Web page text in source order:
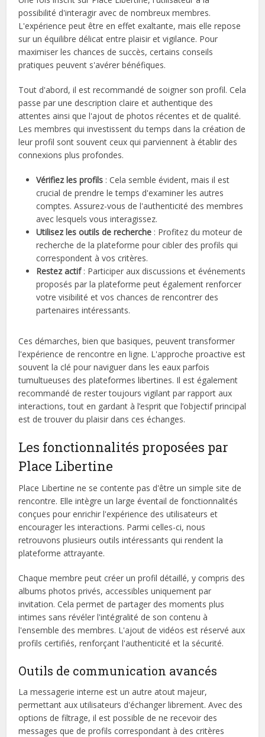
possibilité d'interagir avec de nombreux membres.
L'expérience peut être en effet exaltante, mais elle repose
sur un équilibre délicat entre plaisir et vigilance. Pour
maximiser les chances de succès, certains conseils
pratiques peuvent s'avérer bénéfiques.
Tout d'abord, il est recommandé de soigner son profil. Cela
passe par une description claire et authentique des
attentes ainsi que l'ajout de photos récentes et de qualité.
Les membres qui investissent du temps dans la création de
leur profil sont souvent ceux qui parviennent à établir des
connexions plus profondes.
Vérifiez les profils : Cela semble évident, mais il est
crucial de prendre le temps d'examiner les autres
comptes. Assurez-vous de l'authenticité des membres
avec lesquels vous interagissez.
Utilisez les outils de recherche : Profitez du moteur de
recherche de la plateforme pour cibler des profils qui
correspondent à vos critères.
Restez actif: Participer aux discussions et événements
proposés par la plateforme peut également renforcer
votre visibilité et vos chances de rencontrer des
partenaires intéressants.
Ces démarches, bien que basiques, peuvent transformer
l'expérience de rencontre en ligne. L'approche proactive est
souvent la clé pour naviguer dans les eaux parfois
tumultueuses des plateformes libertines. Il est également
recommandé de rester toujours vigilant par rapport aux
interactions, tout en gardant à l’esprit que l’objectif principal
est de trouver du plaisir dans ces échanges.
Les fonctionnalités proposées par
Place Libertine
Place Libertine ne se contente pas d'être un simple site de
rencontre. Elle intègre un large éventail de fonctionnalités
conçues pour enrichir l'expérience des utilisateurs et
encourager les interactions. Parmi celles-ci, nous
retrouvons plusieurs outils intéressants qui rendent la
plateforme attrayante.
Chaque membre peut créer un profil détaillé, y compris des
albums photos privés, accessibles uniquement par
invitation. Cela permet de partager des moments plus
intimes sans révéler l'intégralité de son contenu à
l'ensemble des membres. L'ajout de vidéos est réservé aux
profils certifiés, renforçant l'authenticité et la sécurité.
Outils de communication avancés
La messagerie interne est un autre atout majeur,
permettant aux utilisateurs d'échanger librement. Avec des
options de filtrage, il est possible de ne recevoir des
messages que de profils correspondant à des critères